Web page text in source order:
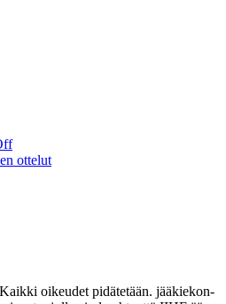
ottelut
oikeudet pidätetään. jääkiekon-